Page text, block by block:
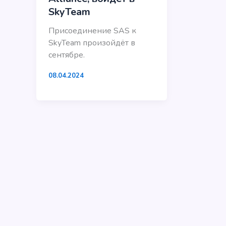
SkyTeam
Присоединение SAS к
SkyTeam произойдёт в
сентябре.
08.04.2024